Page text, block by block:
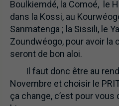
Boulkiemdé, la Comoé, le
dans la Kossi, au
Sanmatenga ; la Sissili, le
Zoundwéogo, pour avoir la
seront de bon aloi.
Il faut donc être au
Novembre et choisir le
ça change, c’est pour vous